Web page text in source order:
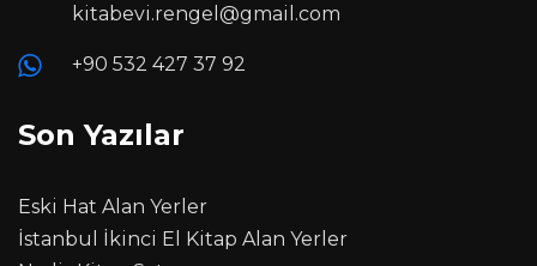
kitabevi.rengel@gmail.com
+90 532 427 37 92
Son Yazılar
Eski Hat Alan Yerler
İstanbul İkinci El Kitap Alan Yerler